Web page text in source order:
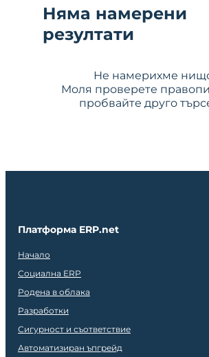
Няма намерени
резултати
Не намерихме
Моля проверете
пробвайте друго
Платформа ERP.net
Начало
Социална ERP
Родена в облака
Разработки
Сигурност и съответствие
Автоматизиран ъпгрейд